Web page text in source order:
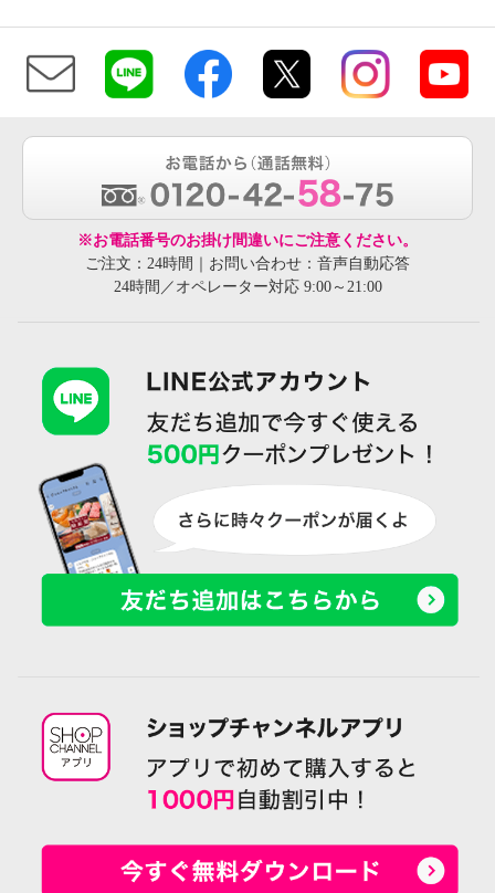
※お電話番号のお掛け間違いにご注意ください。
ご注文：24時間｜お問い合わせ：音声自動応答
24時間／オペレーター対応 9:00～21:00